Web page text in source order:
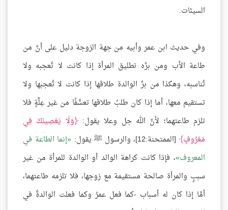
السيئات.
وفي حديث ابن عمر وأبيه من جهة الزوجة دليل على أنَّ من
طاعة الأب ومن برِّه تطليق المرأة إذا كانت لا تُعجبه ولا
تُناسبه، وهكذا من برِّ الوالدة طلاقها إذا كانت لا تُعجبها ولا
تستقيم معها، أما إذا كان طلبُ طلاقها تعسُّفًا من غير عِلَّةٍ فلا
تلزم طاعتهما؛ لأنَّ الله جل وعلا يقول: وَلَا يَعْصِينَكَ فِي
مَعْرُوفٍ [الممتحنة:12]، والرسول ﷺ يقول:
إنما الطاعة في
المعروف ، فإذا كانت كراهة الوالد أو الوالدة للمرأة من غير
سببٍ والمرأة صالحة مستقيمة مع زوجها، فلا تلزمه طاعتهما،
أمَّا إذا كان له أسباب -كما فعل عمرُ وكما فعلت الوالدةُ في